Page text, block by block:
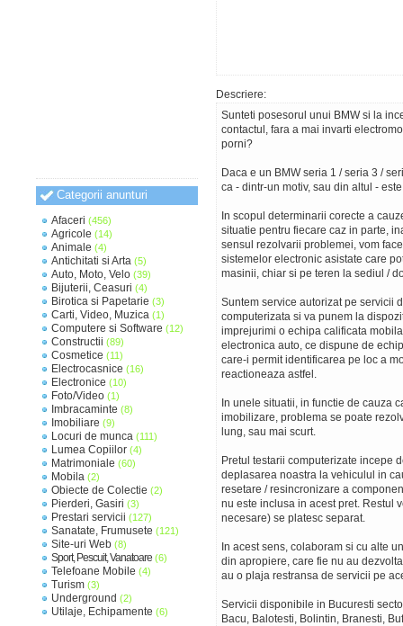
Categorii anunturi
Afaceri (456)
Agricole (14)
Animale (4)
Antichitati si Arta (5)
Auto, Moto, Velo (39)
Bijuterii, Ceasuri (4)
Birotica si Papetarie (3)
Carti, Video, Muzica (1)
Computere si Software (12)
Constructii (89)
Cosmetice (11)
Electrocasnice (16)
Electronice (10)
Foto/Video (1)
Imbracaminte (8)
Imobiliare (9)
Locuri de munca (111)
Lumea Copiilor (4)
Matrimoniale (60)
Mobila (2)
Obiecte de Colectie (2)
Pierderi, Gasiri (3)
Prestari servicii (127)
Sanatate, Frumusete (121)
Site-uri Web (8)
Sport, Pescuit, Vanatoare (6)
Telefoane Mobile (4)
Turism (3)
Underground (2)
Utilaje, Echipamente (6)
Descriere:
Sunteti posesorul unui BMW si la
contactul, fara a mai invarti
porni?
Daca e un BMW seria 1 / seria 3 /
ca - dintr-un motiv, sau din altul -
In scopul determinarii corecte a
situatie pentru fiecare caz in parte,
sensul rezolvarii problemei, vom
sistemelor electronic asistate care
masinii, chiar si pe teren la sediul /
Suntem service autorizat pe servicii
computerizata si va punem la
imprejurimi o echipa calificata
electronica auto, ce dispune de
care-i permit identificarea pe loc a
reactioneaza astfel.
In unele situatii, in functie de cauza
imobilizare, problema se poate
lung, sau mai scurt.
Pretul testarii computerizate incepe
deplasarea noastra la vehiculul in
resetare / resincronizare a
nu este inclusa in acest pret. Restul
necesare) se platesc separat.
In acest sens, colaboram si cu alte
din apropiere, care fie nu au
au o plaja restransa de servicii pe
Servicii disponibile in Bucuresti
Bacu, Balotesti, Bolintin, Branesti,